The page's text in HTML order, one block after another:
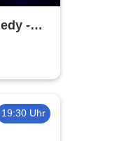
-
19:30 Uhr